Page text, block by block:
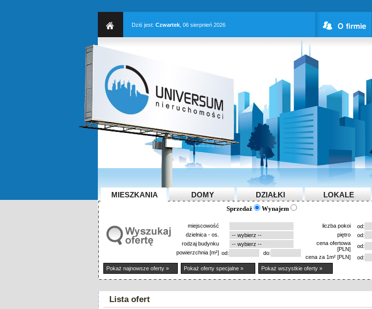
Dziś jest: Czwartek , 06 sierpnień 2026
Sprzedaż Wynajem
MIESZKANIA DOMY DZIAŁKI LOKALE
miejscowość
dzielnica - os.
rodzaj budynku
powierzchnia [m²] od: do:
liczba pokoi od:
piętro
od:
cena ofertowa
[PLN]
od:
cena za 1m² [PLN]
od:
Pokaż najnowsze oferty »
Pokaż oferty specjalne » Pokaż wszystkie oferty »
Lista ofert